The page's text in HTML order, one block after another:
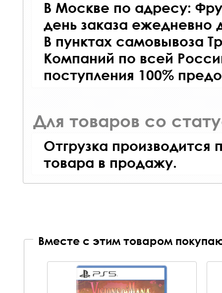
В Москве по адресу:
день заказа ежедневно
В пунктах самовывоза
Компаний по всей
поступления 100%
Для товаров со
Отгрузка производится
товара в продажу.
Вместе с этим товаром